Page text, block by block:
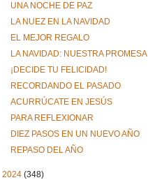
UNA NOCHE DE PAZ
LA NUEZ EN LA NAVIDAD
EL MEJOR REGALO
LA NAVIDAD: NUESTRA PROMESA
¡DECIDE TU FELICIDAD!
RECORDANDO EL PASADO
ACURRÚCATE EN JESÚS
PARA REFLEXIONAR
DIEZ PASOS EN UN NUEVO AÑO
REPASO DEL AÑO
2024 (348)